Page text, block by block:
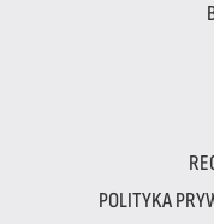
POLITYKA